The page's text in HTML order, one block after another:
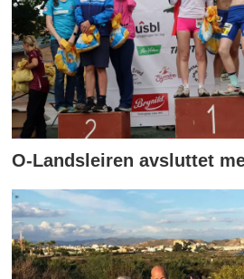
O-Landsleiren avsluttet